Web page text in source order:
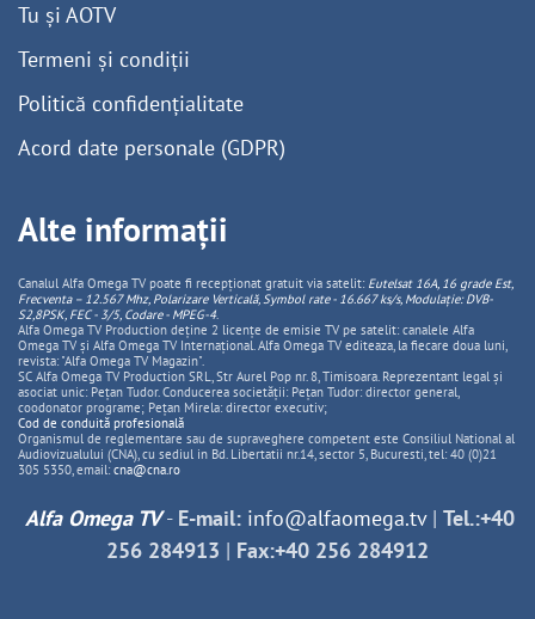
Tu și AOTV
Termeni și condiții
Politică confidențialitate
Acord date personale (GDPR)
Alte informații
Canalul Alfa Omega TV poate fi recepționat gratuit via satelit: Eutelsat 16A, 16 grade Est,
Frecventa – 12.567 Mhz, PolarizareVerticală, Symbol rate - 16.667 ks/s, Modulație: DVB-
S2,8PSK, FEC - 3/5, Codare - MPEG-4.
Alfa Omega TV Production deține 2 licențe de emisie TV pe satelit: canalele Alfa
Omega TV și Alfa Omega TV Internațional. Alfa Omega TV editeaza, la fiecare doua luni,
revista: "Alfa Omega TV Magazin".
SC Alfa Omega TV Production SRL, Str Aurel Pop nr. 8, Timisoara. Reprezentant legal și
asociat unic: Pețan Tudor. Conducerea societății: Pețan Tudor: director general,
coodonator programe; Pețan Mirela: director executiv;
Cod de conduită profesională
Organismul de reglementare sau de supraveghere competent este Consiliul National al
Audiovizualului (CNA), cu sediul in Bd. Libertatii nr.14, sector 5, Bucuresti, tel: 40 (0)21
305 5350, email: cna@cna.ro
Alfa Omega TV- E-mail: info@alfaomega.tv| Tel.:+40
256 284913 | Fax:+40 256 284912